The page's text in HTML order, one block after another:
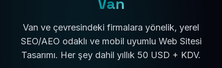
Van ve çevresindeki firmalara yönelik, yerel
SEO/AEO odaklı ve mobil uyumlu Web Sitesi
Tasarımı. Her şey dahil yıllık 50 USD + KDV.